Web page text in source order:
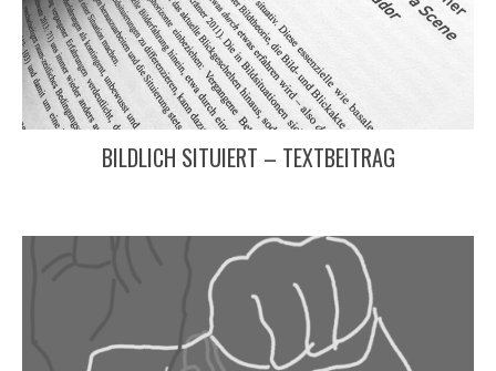
BILDLICH SITUIERT – TEXTBEITRAG